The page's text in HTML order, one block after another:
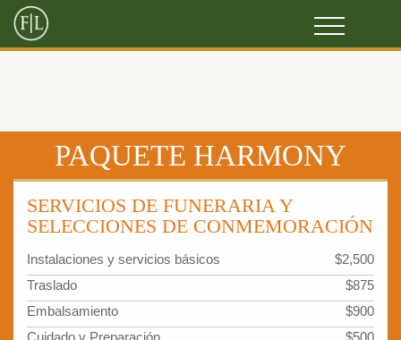
PAQUETE HARMONY
SERVICIOS DE FUNERARIA Y
SELECCIONES DE CONMEMORACIÓN
Instalaciones y servicios básicos
$2,500
Traslado
$875
Embalsamiento
$900
Cuidado y Preparación
$500